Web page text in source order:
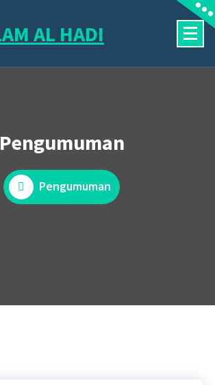
Pengumuman
Pengumuman